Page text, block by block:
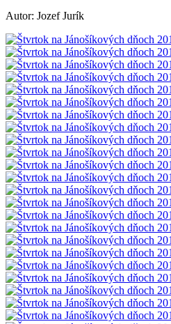
Autor: Jozef Jurík